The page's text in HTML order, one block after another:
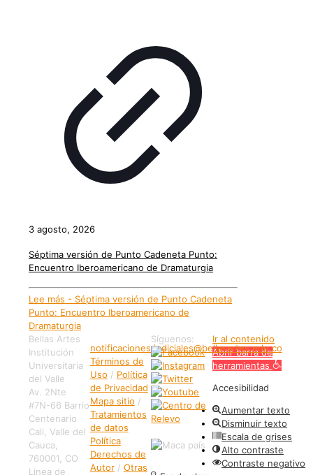
3 agosto, 2026
Séptima versión de Punto Cadeneta Punto:
Encuentro Iberoamericano de Dramaturgia
Lee más - Séptima versión de Punto Cadeneta
Punto: Encuentro Iberoamericano de
Dramaturgia
Bellas Artes
Institución
Universitaria
del Valle
Av. 2Nte
#7N-66 Barrio
Centenario
Cali, Valle del
Cauca,
760001, CO
Linea de
notificaciones.judiciales@bellasartes.edu.co
Términos de
Uso / Política
de Privacidad
Mapa sitio /
Tratamientos
de datos
Política
Derechos de
Autor/ Otras
Síguenos:
Ir al contenido
Abrir barra de
herramientas
Accesibilidad
Aumentar texto
Disminuir texto
Escala de grises
Alto contraste
Contraste negativo